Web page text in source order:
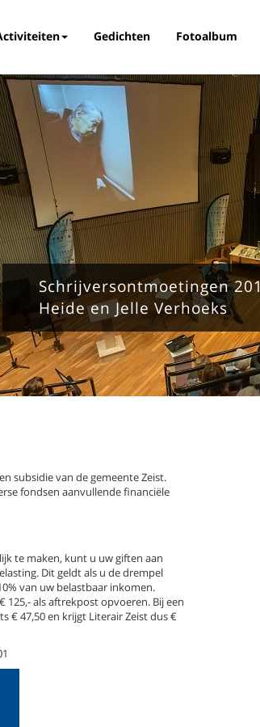
Gedichten Fotoalbum
Schrijversontmoetingen
Heide en Jelle Verhoeks
subsidie van de gemeente Zeist.
fondsen aanvullende financiële
te maken, kunt u uw giften aan
Dit geldt als u de drempel
van uw belastbaar inkomen.
125,- als aftrekpost opvoeren. Bij een
€ 47,50 en krijgt Literair Zeist dus €